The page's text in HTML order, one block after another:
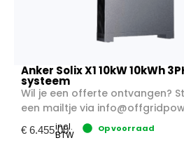
Anker Solix X1 10kW 10kWh
systeem
Wil je een offerte ontvangen?
een mailtje via
€ 6.455,00
incl.
BTW
Op voorraad